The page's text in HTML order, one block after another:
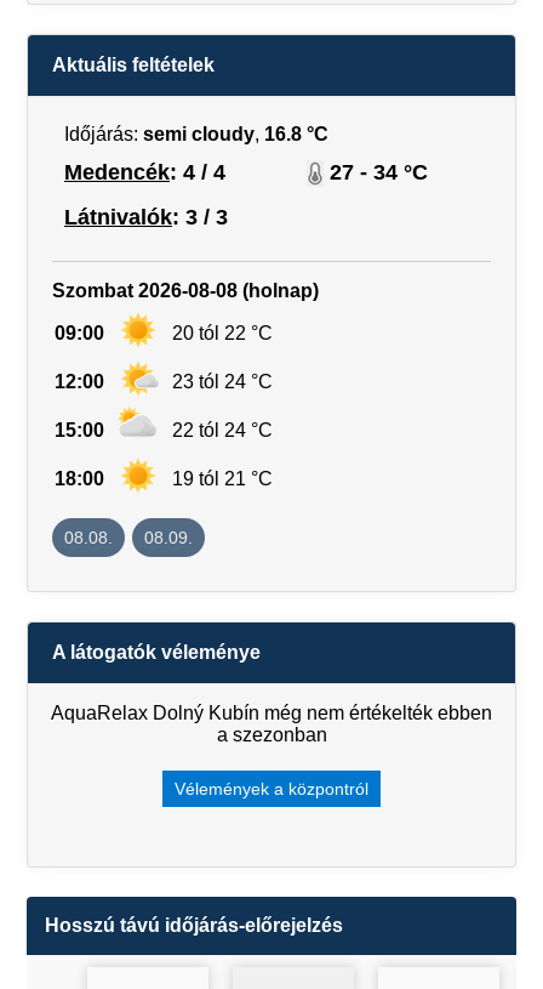
Aktuális feltételek
Időjárás: semi cloudy, 16.8 °C
Medencék: 4 / 4
27 - 34 °C
Látnivalók: 3 / 3
Szombat 2026-08-08 (holnap)
09:00 20 tól 22 °C
12:00 23 tól 24 °C
15:00 22 tól 24 °C
18:00 19 tól 21 °C
08.08. 08.09.
A látogatók véleménye
AquaRelax Dolný Kubín még nem értékelték ebben
a szezonban
Vélemények a központról
Hosszú távú időjárás-előrejelzés